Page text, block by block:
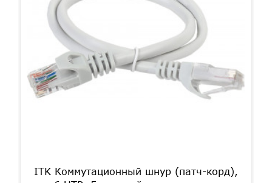
ITK Коммутационный шнур (патч-корд),